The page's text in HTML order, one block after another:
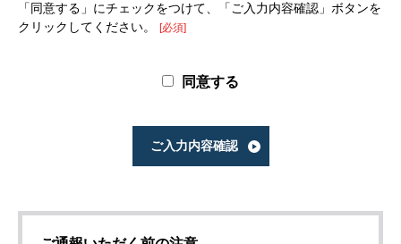
「同意する」にチェックをつけて、「ご入力内容確認」ボタンを
クリックしてください。
[必須]
同意する